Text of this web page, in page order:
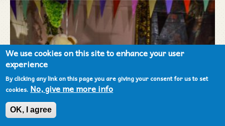
We use cookies on this site to enhance your user
experience
By clicking any link on this page you are giving your consent for us to set
cookies. No, give me more info
OK, I agree